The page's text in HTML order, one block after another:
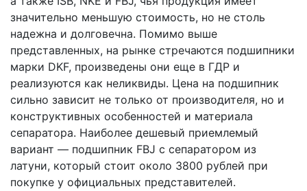
значительно меньшую стоимость, но не столь
надежна и долговечна. Помимо выше
представленных, на рынке стречаются подшипники
марки DKF, произведены они еще в ГДР и
реализуются как неликвиды. Цена на подшипник
сильно зависит не только от производителя, но и
конструктивных особенностей и материала
сепаратора. Наиболее дешевый приемлемый
вариант — подшипник FBJ с сепаратором из
латуни, который стоит около 3800 рублей при
покупке у официальных представителей.